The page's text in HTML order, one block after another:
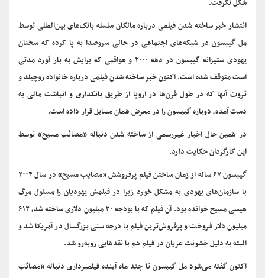
شکل نگرفت.
انتشار خبر ساخته شدن فیلمی درباره مالکان سلسله بانک‌های بین‌المللی توسط
مل گیبسون در شبکه‌های اجتماعی در حالی سروصدا به پا کرده که سخنان
یهودی ستیزانه گیبسون در دهه ۲۰۰۰ و عواقبی که برایش به بار آورد مدتی
است متوقف شده است. اکنون خبر ساخته شدن فیلمی درباره خانواده روچیلد و
ثروت آنها که در طول قرن‌ها در اروپا از طریق بانکداری و انباشت مالی به
دست آمده، دوباره گیبسون را در معرض همان مسایل قرار داده است.
در همین حال اخبار غیررسمی از ساخته شدن دنباله «مصائب مسیح» توسط
این کارگردان حکایت دارد.
گیبسون ۶۷ ساله از زمان ساختن فیلم پرفروشش «مصایب مسیح» در سال ۲۰۰۴
با سازمان‌های یهودی به مشکل خورد زیرا در فیلمش یهودیان را مسئول مرگ
عیسی مسیح خوانده بود. آن فیلم که با بودجه ۳۰ میلیون دلاری ساخته شد، ۶۱۲
میلیون دلار فروخت و پرفروش‌ترین فیلم با درجه سنی بزرگسال در آمریکا شد و
البته به دلیل خشونت عریان در فیلم هم با نقدهایی روبه‌رو شد.
اکنون گفته می‌شود مل گیبسون تا چند ماه آینده فیلمبرداری دنباله «مصائب